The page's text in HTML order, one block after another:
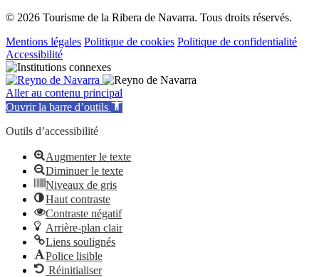
© 2026 Tourisme de la Ribera de Navarra. Tous droits réservés.
Mentions légales Politique de cookies Politique de confidentialité
Accessibilité
Aller au contenu principal
Ouvrir la barre d’outils
Outils d’accessibilité
Augmenter le texte
Diminuer le texte
Niveaux de gris
Haut contraste
Contraste négatif
Arrière-plan clair
Liens soulignés
Police lisible
Réinitialiser